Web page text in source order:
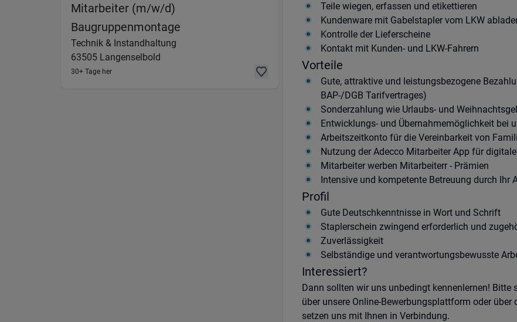
Mitarbeiter (m/w/d)
Baugruppenmontage (Technik & Instandhaltung) in 63505 Langenselbold
Technik & Instandhaltung
63505 Langenselbold
30+ Tage her
Teile wiegen, erfassen und etikettieren
Kundenware mit Gabelstapler vom LKW
Kontrolle der Lieferscheine
Kontakt mit Kunden- und LKW-Fahrern
Vorteile
Gute, attraktive und leistungsbezogene
BAP-/DGB Tarifvertrages)
Sonderzahlung wie Urlaubs- und
Entwicklungs- und Übernahmemöglichkeit bei
Arbeitszeitkonto für die Vereinbarkeit von
Nutzung der Adecco Mitarbeiter App für
Mitarbeiter werben Mitarbeiterr - Prämien
Intensive und kompetente Betreuung durch Ihr
Profil
Gute Deutschkenntnisse in Wort und Schrift
Staplerschein zwingend erforderlich und
Zuverlässigkeit
Selbständige und verantwortungsbewusste
Interessiert?
Dann sollten wir uns unbedingt kennenlernen! Bitte
über unsere Online-Bewerbungsplattform oder
setzen uns mit Ihnen in Verbindung.